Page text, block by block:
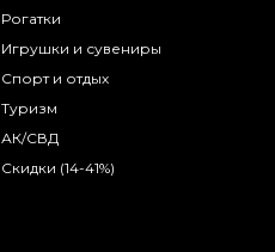
Рогатки
Игрушки и сувениры
Спорт и отдых
Туризм
АК/СВД
Скидки (14-41%)